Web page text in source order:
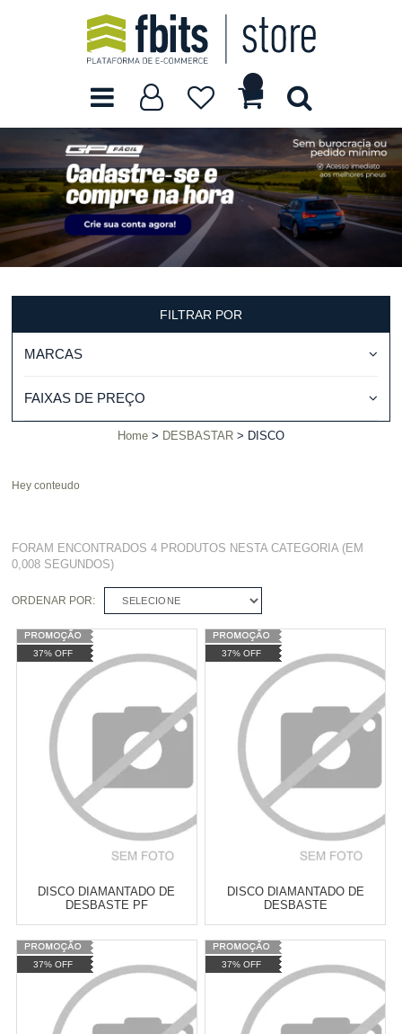
FILTRAR POR
MARCAS
FAIXAS DE PREÇO
Home DESBASTAR DISCO
Hey conteudo
FORAM ENCONTRADOS4 PRODUTOS NESTA CATEGORIA (EM
0,008 SEGUNDOS)
ORDENAR POR: SELECIONE
37% OFF
DISCO DIAMANTADO DE
DESBASTE PF
Varejo:
Atacado: R$ 2.550,90 (Apenas
Revendedor)
10 x
Cat:
37% OFF
DISCO DIAMANTADO DE
DESBASTE
Varejo:
Atacado: R$ 2.550,90 (Apenas
Revendedor)
10
Cat:
37% OFF 37% OFF